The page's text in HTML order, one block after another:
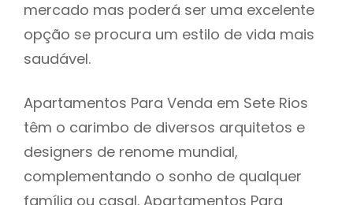
mercado mas poderá ser uma excelente
opção se procura um estilo de vida mais
saudável.
Apartamentos Para Venda em Sete Rios
têm o carimbo de diversos arquitetos e
designers de renome mundial,
complementando o sonho de qualquer
família ou casal. Apartamentos Para